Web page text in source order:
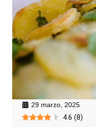
29 marzo, 2025
4.6 (8)